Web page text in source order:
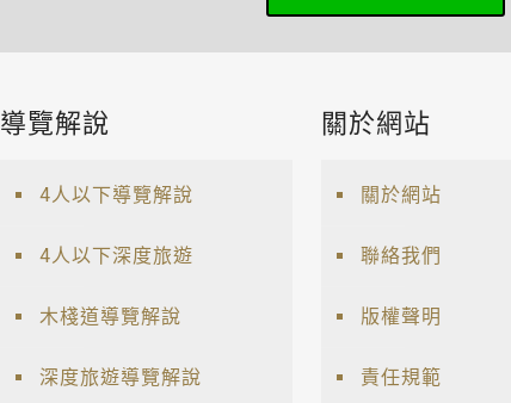
導覽解說
4人以下導覽解說
4人以下深度旅遊
木棧道導覽解說
深度旅遊導覽解說
關於網站
關於網站
聯絡我們
版權聲明
責任規範